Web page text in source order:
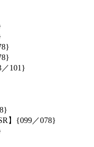
101}
】{099／078}